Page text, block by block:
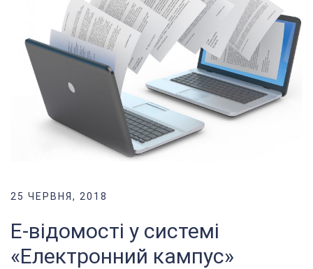
25 ЧЕРВНЯ, 2018
E-відомості у системі
«Електронний кампус»